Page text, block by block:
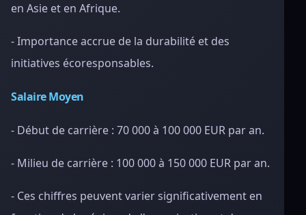
en Asie et en Afrique.
- Importance accrue de la durabilité et des
initiatives écoresponsables.
Salaire Moyen
- Début de carrière : 70 000 à 100 000 EUR par an.
- Milieu de carrière : 100 000 à 150 000 EUR par an.
- Ces chiffres peuvent varier significativement en